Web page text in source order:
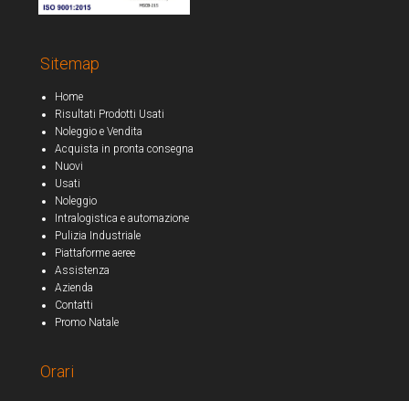
Sitemap
Home
Risultati Prodotti Usati
Noleggio e Vendita
Acquista in pronta consegna
Nuovi
Usati
Noleggio
Intralogistica e automazione
Pulizia Industriale
Piattaforme aeree
Assistenza
Azienda
Contatti
Promo Natale
Orari